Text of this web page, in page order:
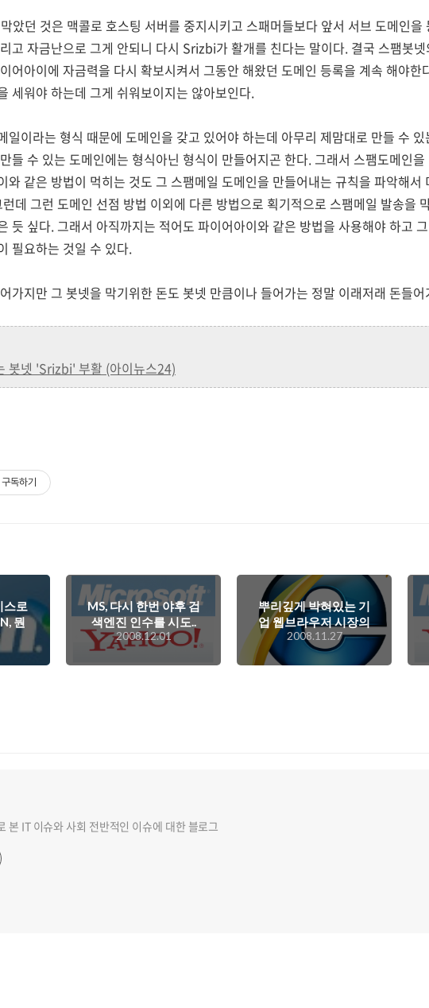
았던 것은 맥콜로 호스팅 서버를 중지시키고 스패머들보다 앞서 서브 도메인을
고 자금난으로 그게 안되니 다시 Srizbi가 활개를 친다는 말이다. 결국 스팸봇
어아이에 자금력을 다시 확보시켜서 그동안 해왔던 도메인 등록을 계속 해야한
세워야 하는데 그게 쉬워보이지는 않아보인다.
일이라는 형식 때문에 도메인을 갖고 있어야 하는데 아무리 제맘대로 만들 수
들 수 있는 도메인에는 형식아닌 형식이 만들어지곤 한다. 그래서 스팸도메인
와 같은 방법이 먹히는 것도 그 스팸메일 도메인을 만들어내는 규칙을 파악해서
데 그런 도메인 선점 방법 이외에 다른 방법으로 획기적으로 스팸메일 발송을
듯 싶다. 그래서 아직까지는 적어도 파이어아이와 같은 방법을 사용해야 하고
필요하는 것일 수 있다.
가지만 그 봇넷을 막기위한 돈도 봇넷 만큼이나 들어가는 정말 이래저래 돈들
봇넷 'Srizbi' 부활 (아이뉴스24)
구독하기
스로
뭔
필
MS, 다시 한번 야후 검
색엔진 인수를 시도..
2008.12.01
뿌리깊게 박혀있는 기
업 웹브라우저 시장의
IE 의존도...
2008.11.27
본 IT 이슈와 사회 전반적인 이슈에 대한 블로그